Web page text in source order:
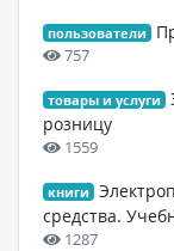
пользователи
757
товары и услуги
розницу
1559
книги
средства.
1287